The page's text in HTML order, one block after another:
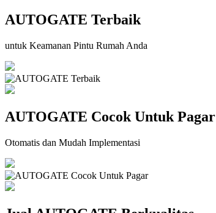
AUTOGATE Terbaik
untuk Keamanan Pintu Rumah Anda
AUTOGATE Cocok Untuk Pagar
Otomatis dan Mudah Implementasi